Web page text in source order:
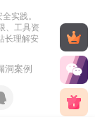
实践。
、工具资
长理解安
洞案例